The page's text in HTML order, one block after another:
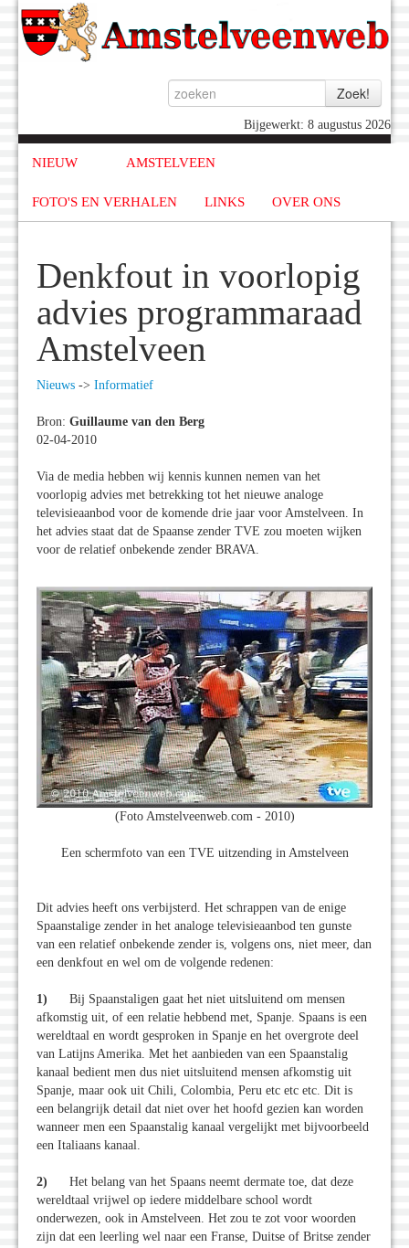
Bijgewerkt: 8 augustus 2026
NIEUW AMSTELVEEN
FOTO'S EN VERHALEN LINKS OVER ONS
Denkfout in voorlopig
advies programmaraad
Amstelveen
Nieuws -> Informatief
Bron: Guillaume van den Berg
02-04-2010
Via de media hebben wij kennis kunnen nemen van het
voorlopig advies met betrekking tot het nieuwe analoge
televisieaanbod voor de komende drie jaar voor Amstelveen. In
het advies staat dat de Spaanse zender TVE zou moeten wijken
voor de relatief onbekende zender BRAVA.
(Foto Amstelveenweb.com - 2010)
Een schermfoto van een TVE uitzending in Amstelveen
Dit advies heeft ons verbijsterd. Het schrappen van de enige
Spaanstalige zender in het analoge televisieaanbod ten gunste
van een relatief onbekende zender is, volgens ons, niet meer, dan
een denkfout en wel om de volgende redenen:
1) Bij Spaanstaligen gaat het niet uitsluitend om mensen
afkomstig uit, of een relatie hebbend met, Spanje. Spaans is een
wereldtaal en wordt gesproken in Spanje en het overgrote deel
van Latijns Amerika. Met het aanbieden van een Spaanstalig
kanaal bedient men dus niet uitsluitend mensen afkomstig uit
Spanje, maar ook uit Chili, Colombia, Peru etc etc etc. Dit is
een belangrijk detail dat niet over het hoofd gezien kan worden
wanneer men een Spaanstalig kanaal vergelijkt met bijvoorbeeld
een Italiaans kanaal.
2) Het belang van het Spaans neemt dermate toe, dat deze
wereldtaal vrijwel op iedere middelbare school wordt
onderwezen, ook in Amstelveen. Het zou te zot voor woorden
zijn dat een leerling wel naar een Franse, Duitse of Britse zender